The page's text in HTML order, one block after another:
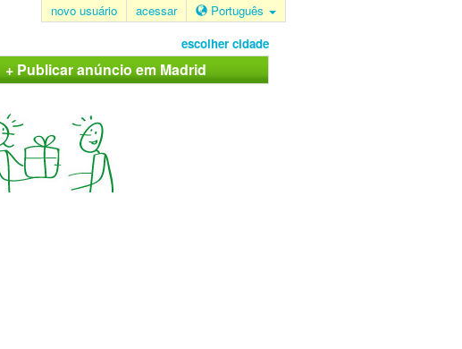
novo usuário acessar Português
escolher cidade
+ Publicar anúncio em Madrid